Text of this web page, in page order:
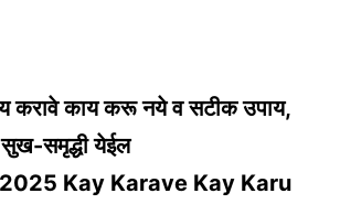
करावे काय करू नये व सटीक उपाय,
सुख-समृद्धी येईल
Kay Karave Kay Karu